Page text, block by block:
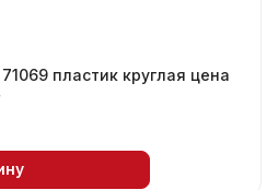
пластик круглая цена